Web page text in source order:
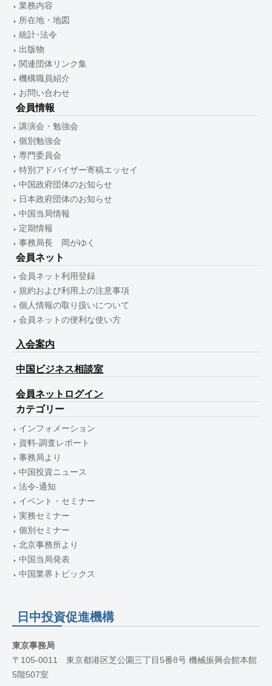
業務内容
所在地・地図
統計･法令
出版物
関連団体リンク集
機構職員紹介
お問い合わせ
会員情報
講演会・勉強会
個別勉強会
専門委員会
特別アドバイザー寄稿エッセイ
中国政府団体のお知らせ
日本政府団体のお知らせ
中国当局情報
定期情報
事務局長 岡がゆく
会員ネット
会員ネット利用登録
規約および利用上の注意事項
個人情報の取り扱いについて
会員ネットの便利な使い方
入会案内
中国ビジネス相談室
会員ネットログイン
カテゴリー
インフォメーション
資料-調査レポート
事務局より
中国投資ニュース
法令-通知
イベント・セミナー
実務セミナー
個別セミナー
北京事務所より
中国当局発表
中国業界トピックス
日中投資促進機構
東京事務局
〒105-0011 東京都港区芝公園三丁目5番8号 機械振興会館本館
5階507室